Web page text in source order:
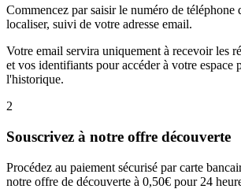
Commencez par saisir le numéro de téléphone
localiser, suivi de votre adresse email.
Votre email servira uniquement à recevoir les
et vos identifiants pour accéder à votre espace
l'historique.
2
Souscrivez à notre offre découverte
Procédez au paiement sécurisé par carte
notre offre de découverte à 0,50€ pour 24